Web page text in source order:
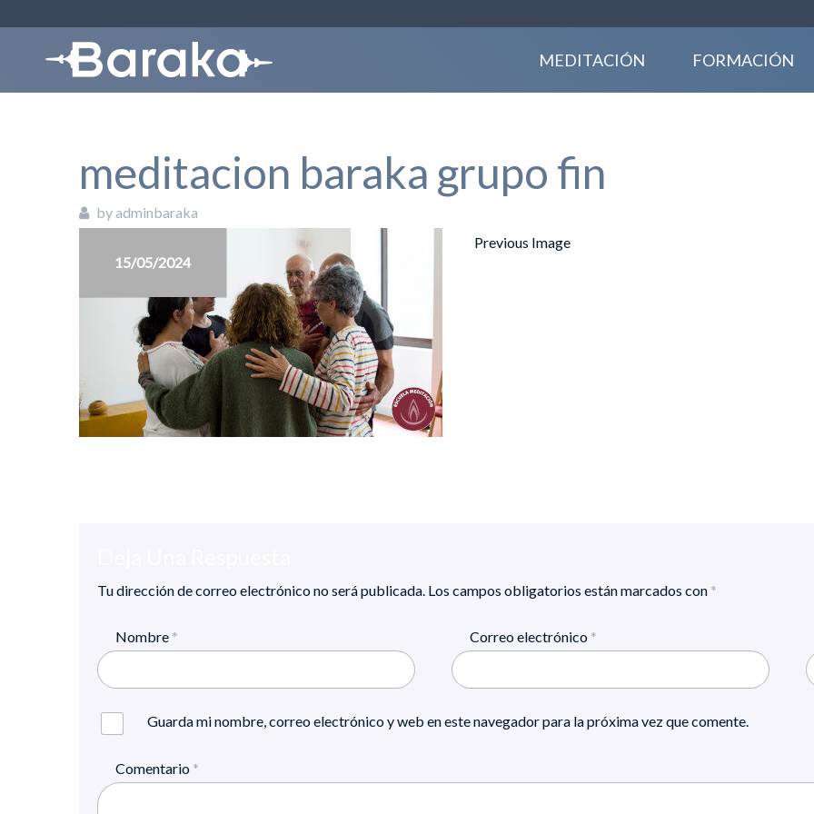
MEDITACIÓN FORMACIÓN
meditacion baraka grupo fin
by adminbaraka
15/05/2024
Previous Image
Tu dirección de correo electrónico no será publicada. Los campos obligatorios están marcados con *
Nombre * Correo electrónico *
Guarda mi nombre, correo electrónico y web en este navegador para la próxima vez que comente.
Comentario *